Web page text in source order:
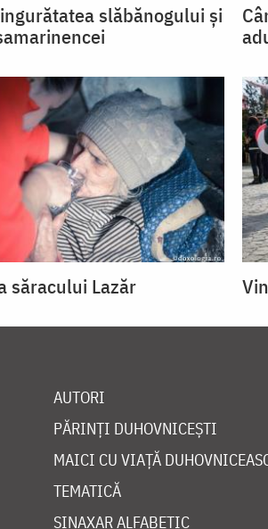
slăbănogului și
săracului Lazăr
AUTORI
PĂRINȚI DUHOVNICEȘTI
MAICI CU VIAȚĂ
TEMATICĂ
SINAXAR ALFABETIC